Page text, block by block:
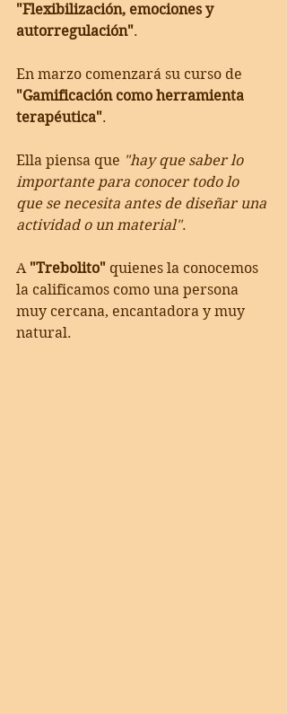
"Flexibilización, emociones y
autorregulación".
En marzo comenzará su curso de
"Gamificación como herramienta
terapéutica".
Ella piensa que "hay que saber lo
importante para conocer todo lo
que se necesita antes de diseñar una
actividad o un material".
A "Trebolito" quienes la conocemos
la calificamos como una persona
muy cercana, encantadora y muy
natural.